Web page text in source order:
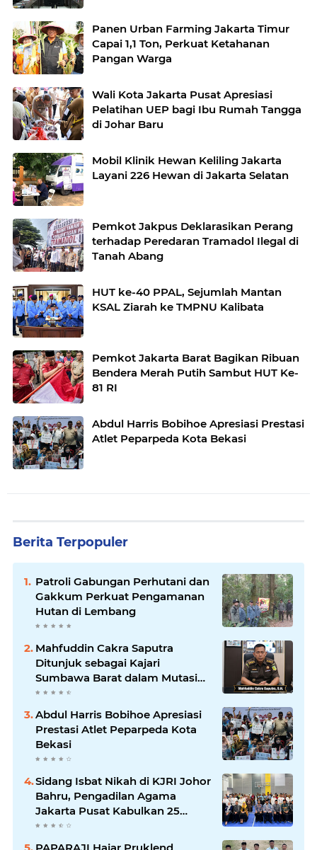
Panen Urban Farming Jakarta Timur
Capai 1,1 Ton, Perkuat Ketahanan
Pangan Warga
Wali Kota Jakarta Pusat Apresiasi
Pelatihan UEP bagi Ibu Rumah Tangga
di Johar Baru
Mobil Klinik Hewan Keliling Jakarta
Layani 226 Hewan di Jakarta Selatan
Pemkot Jakpus Deklarasikan Perang
terhadap Peredaran Tramadol Ilegal di
Tanah Abang
HUT ke-40 PPAL, Sejumlah Mantan
KSAL Ziarah ke TMPNU Kalibata
Pemkot Jakarta Barat Bagikan Ribuan
Bendera Merah Putih Sambut HUT Ke-
81 RI
Abdul Harris Bobihoe Apresiasi Prestasi
Atlet Peparpeda Kota Bekasi
Berita Terpopuler
Patroli Gabungan Perhutani dan
Gakkum Perkuat Pengamanan
Hutan di Lembang
Mahfuddin Cakra Saputra
Ditunjuk sebagai Kajari
Sumbawa Barat dalam Mutasi
Kejaksaan Agung
Abdul Harris Bobihoe Apresiasi
Prestasi Atlet Peparpeda Kota
Bekasi
Sidang Isbat Nikah di KJRI Johor
Bahru, Pengadilan Agama
Jakarta Pusat Kabulkan 25
Permohonan